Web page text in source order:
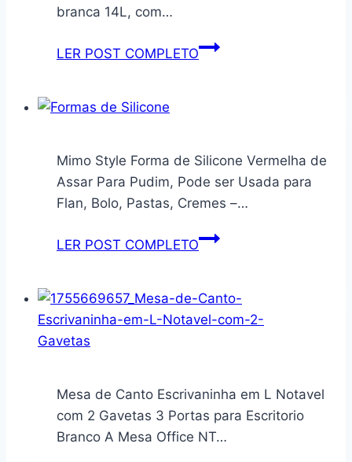
branca 14L, com…
LER POST COMPLETOLixeira
à
Prova
usb
Mimo Style Forma de Silicone Vermelha de
Assar Para Pudim, Pode ser Usada para
Flan, Bolo, Pastas, Cremes –…
LER POST COMPLETOMimo
de
Silicone
Assar
Pudim,
Mesa de Canto Escrivaninha em L Notavel
com 2 Gavetas 3 Portas para Escritorio
Branco A Mesa Office NT…